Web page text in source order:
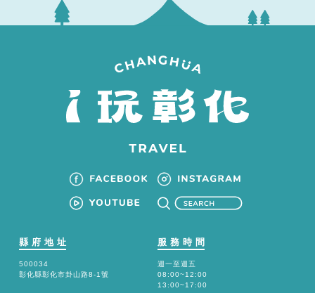
縣府地址
500034
彰化縣彰化市卦山路8-1號
服務時間
週一至週五
08:00~12:00
13:00~17:00